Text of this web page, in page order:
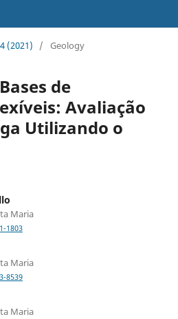
(2021) / Geology
de
Avaliação
Utilizando o
Maria
1803
Maria
8539
Maria